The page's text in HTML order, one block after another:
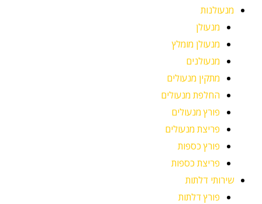
מנעולנות
מנעולן
מנעולן מומלץ
מנעולנים
מתקין מנעולים
החלפת מנעולים
פורץ מנעולים
פריצת מנעולים
פורץ כספות
פריצת כספות
שירותי דלתות
פורץ דלתות